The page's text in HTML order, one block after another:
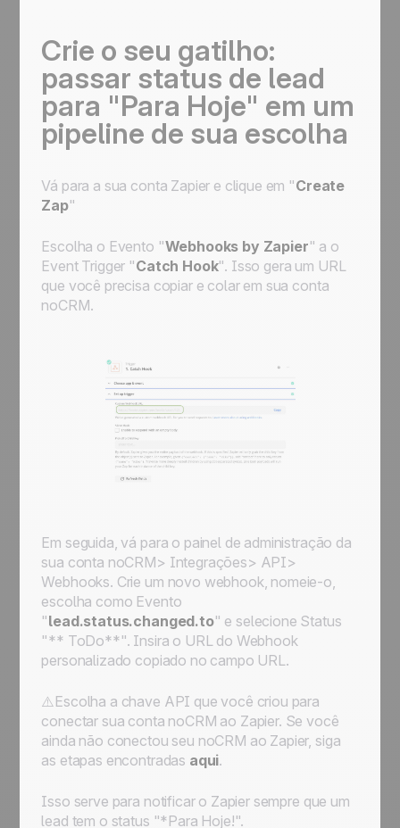
Crie o seu gatilho:
passar status de lead
para "Para Hoje" em um
pipeline de sua escolha
Vá para a sua conta Zapier e clique em "Create
Zap"
Escolha o Evento "Webhooks by Zapier" a o
Event Trigger "Catch Hook". Isso gera um URL
que você precisa copiar e colar em sua conta
noCRM.
Em seguida, vá para o painel de administração da
sua conta noCRM> Integrações> API>
Webhooks. Crie um novo webhook, nomeie-o,
escolha como Evento
"lead.status.changed.to" e selecione Status
"** ToDo**". Insira o URL do Webhook
personalizado copiado no campo URL.
⚠️Escolha a chave API que você criou para
conectar sua conta noCRM ao Zapier. Se você
ainda não conectou seu noCRM ao Zapier, siga
as etapas encontradas aqui.
Isso serve para notificar o Zapier sempre que um
lead tem o status "* Para Hoje!".